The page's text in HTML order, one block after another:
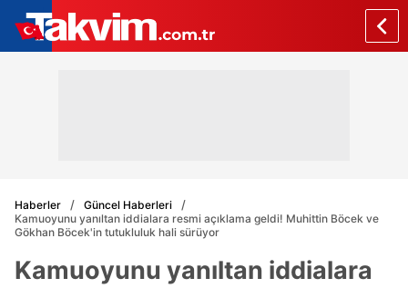
Haberler
Güncel Haberleri
Kamuoyunu yanıltan iddialara resmi açıklama geldi! Muhittin Böcek ve
Gökhan Böcek'in tutukluluk hali sürüyor
Kamuoyunu yanıltan iddialara